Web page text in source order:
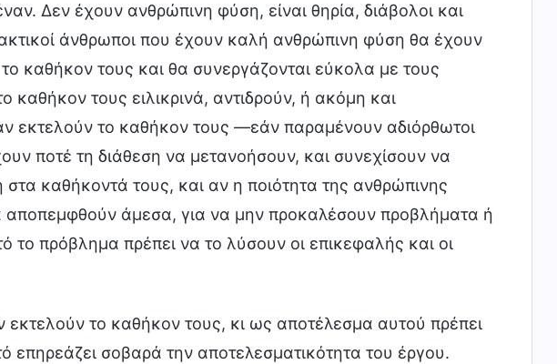
Δεν έχουν ανθρώπινη φύση, είναι θηρία, διάβολοι και
άνθρωποι που έχουν καλή ανθρώπινη φύση θα έχουν
καθήκον τους και θα συνεργάζονται εύκολα με τους
καθήκον τους ειλικρινά, αντιδρούν, ή ακόμη και
εκτελούν το καθήκον τους —εάν παραμένουν αδιόρθωτοι
ποτέ τη διάθεση να μετανοήσουν, και συνεχίσουν να
καθήκοντά τους, και αν η ποιότητα της ανθρώπινης
αποπεμφθούν άμεσα, για να μην προκαλέσουν προβλήματα ή
το πρόβλημα πρέπει να το λύσουν οι επικεφαλής και οι
εκτελούν το καθήκον τους, κι ως αποτέλεσμα αυτού πρέπει
επηρεάζει σοβαρά την αποτελεσματικότητα του έργου.